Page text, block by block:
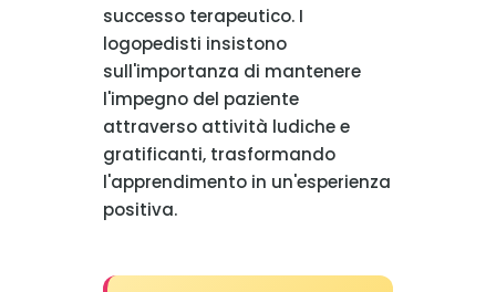
successo terapeutico. I
logopedisti insistono
sull'importanza di mantenere
l'impegno del paziente
attraverso attività ludiche e
gratificanti, trasformando
l'apprendimento in un'esperienza
positiva.